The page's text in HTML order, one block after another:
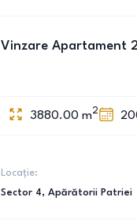
Vinzare Apartament
3880.00 m2
Locație:
Sector 4, Apărătorii Patriei